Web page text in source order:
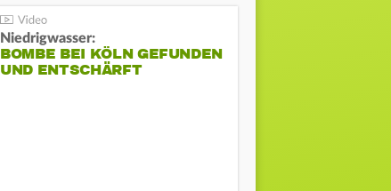
Niedrigwasser:
BOMBE BEI KÖLN GEFUNDEN
UND ENTSCHÄRFT